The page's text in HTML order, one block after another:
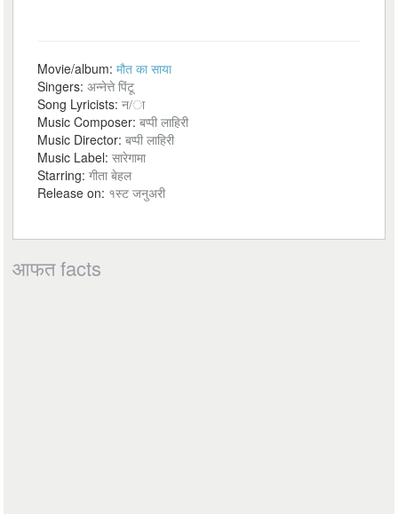
Movie/album:मौत का साया
Singers:अन्नेत्ते पिंटू
Song Lyricists:न/ा
Music Composer:बप्पी लाहिरी
Music Director:बप्पी लाहिरी
Music Label:सारेगामा
Starring:गीता बेहल
Release on: १स्ट जनुअरी
आफत facts